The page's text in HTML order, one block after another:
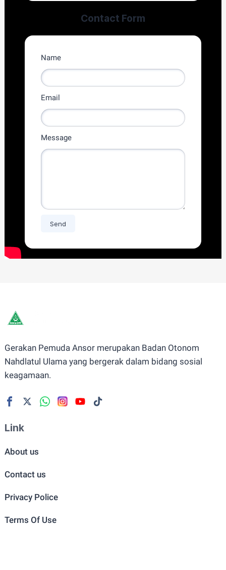
Contact Form
Name
Email
Message
Gerakan Pemuda Ansor merupakan Badan Otonom
Nahdlatul Ulama yang bergerak dalam bidang sosial
keagamaan.
Link
About us
Contact us
Privacy Police
Terms Of Use